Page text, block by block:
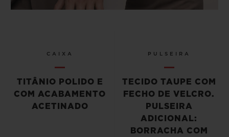
CAIXA
TITÂNIO POLIDO E
COM ACABAMENTO
ACETINADO
PULSEIRA
TECIDO TAUPE COM
FECHO DE VELCRO.
PULSEIRA
ADICIONAL:
BORRACHA COM